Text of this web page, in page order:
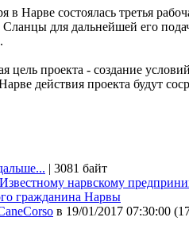
в Нарве состоялась третья
для дальнейшей его
цель проекта - создание
действия проекта будут
| 3081 байт
Известному нарвскому
гражданина Нарвы
в 19/01/2017 07:30:00 (